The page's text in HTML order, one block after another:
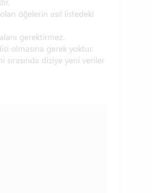
öğelerin asıl listedeki
gerektirmez.
olmasına gerek yoktur.
sırasında diziye yeni veriler